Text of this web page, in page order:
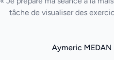
tâche de visualiser des
Aymeric MEDAN |